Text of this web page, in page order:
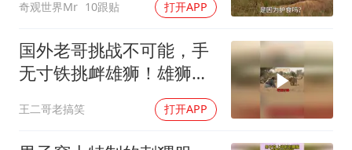
奇观世界Mr 10跟贴 打开APP
国外老哥挑战不可能，手
无寸铁挑衅雄狮！雄狮居
王二哥老搞笑 打开APP